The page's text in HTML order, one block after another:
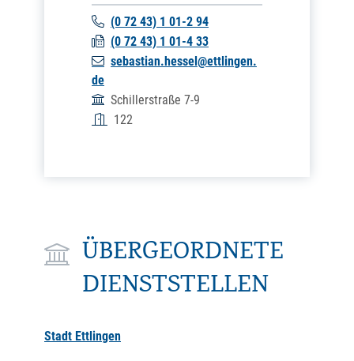
(0 72 43) 1 01-2 94
(0 72 43) 1 01-4 33
sebastian.hessel@ettlingen.
de
Schillerstraße 7-9
122
ÜBERGEORDNETE
DIENSTSTELLEN
Stadt Ettlingen